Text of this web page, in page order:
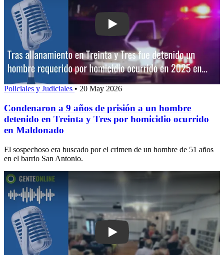
Play: Condenaron a 9 años de prisión
Policiales y Judiciales • 20 May 2026
Condenaron a 9 años de prisión a un hombre
detenido en Treinta y Tres por homicidio ocurrido
en Maldonado
El sospechoso era buscado por el crimen de un hombre de 51 años
en el barrio San Antonio.
Play: Se celebró un nuevo